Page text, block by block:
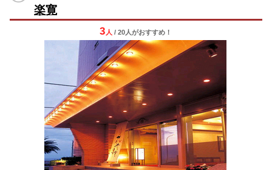
楽寛
3 人 / 20人がおすすめ！